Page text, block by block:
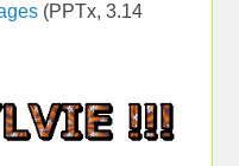
(PPTx, 3.14